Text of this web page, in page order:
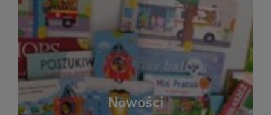
Nowości
W tej sekcji prezentujemy najnowsze książki,
audiobooki oraz filmy, które właśnie trafiły do
zbiorów Miejskiej Biblioteki Publicznej w
Starachowicach. Regularnie aktualizujemy listę,
aby Czytelnicy mogli na bieżąco odkrywać świeże
tytuły i najciekawsze premiery wydawnicze. Każda